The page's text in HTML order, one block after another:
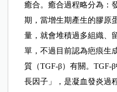
癒合。癒合過程略分為：
期，當增生期產生的膠原
量，就會堆積過多組織、
單，不過目前認為疤痕生
質（TGF-β）有關。TGF-
長因子」，是凝血發炎過